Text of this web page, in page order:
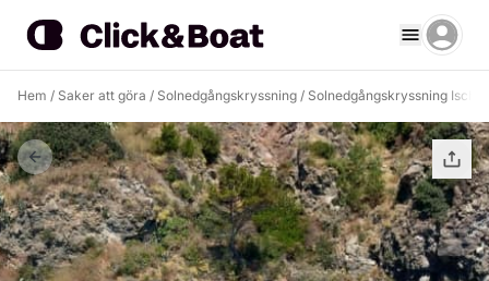
Hem / Saker att göra / Solnedgångskryssning / Solnedgångskryssning